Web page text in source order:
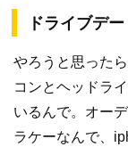
ドライブデ
やろうと思った
コンとヘッドラ
いるんで。オー
ラケーなんで、